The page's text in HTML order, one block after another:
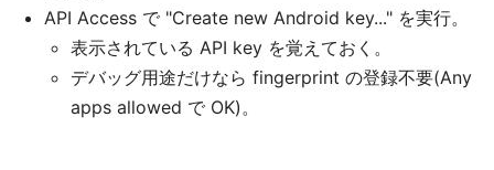
API Access で "Create new Android key..." を実行。
表示されている API key を覚えておく。
デバッグ用途だけなら fingerprint の登録不要(Any
apps allowed で OK)。